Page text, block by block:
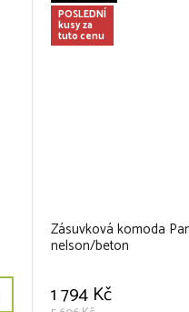
POSLEDNÍ
kusy za
tuto cenu
Zásuvková komoda
nelson/beton
1 794 Kč